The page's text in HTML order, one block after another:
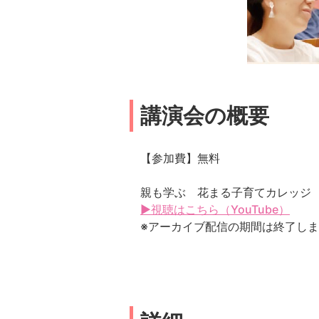
講演会の概要
【参加費】無料
親も学ぶ 花まる子育てカレッジ
▶視聴はこちら（YouTube）
※アーカイブ配信の期間は終了し